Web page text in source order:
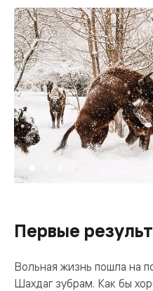
Первые
Вольная жизнь пошла на
Шахдаг зубрам. Как бы